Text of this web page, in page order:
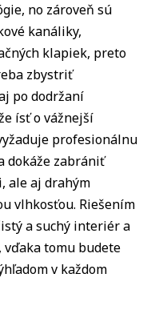
no zároveň sú
kanáliky,
klapiek, preto
zbystriť
po dodržaní
ísť o vážnejší
profesionálnu
dokáže zabrániť
ale aj drahým
vlhkosťou. Riešením
a suchý interiér a
tomu budete
v každom